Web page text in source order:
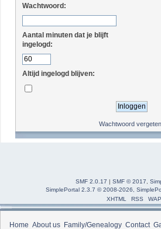
Wachtwoord:
Aantal minuten dat je blijft
ingelogd:
Altijd ingelogd blijven:
Wachtwoord
SMF 2.0.17 | SMF © 2017
SimplePortal 2.3.7 © 2008-2026,
XHTML
RSS
Home About us Family/Genealogy Contact